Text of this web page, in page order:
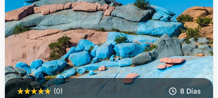
(0) 8 Días